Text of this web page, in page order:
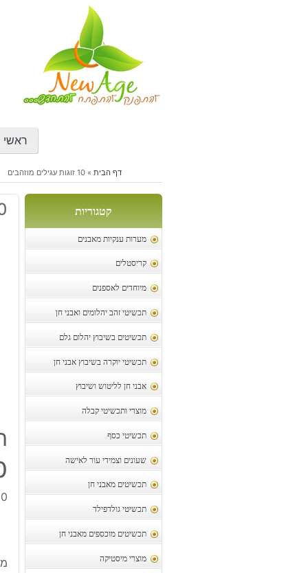
ראשי
דף הבית »10 זוגות עגילים מוזהבים
קטגוריות
מערות ענקיות מאבנים
קריסטלים
מיוחדים לאספנים
תכשיטי זהב יהלומים ואבני חן
תכשיטים בשיבוץ יהלום גלם
תכשיטי יוקרה בשיבוץ אבני חן
אבני חן לליטוש ושיבוץ
מוצרי ותכשיטי קבלה
תכשיטי כסף
שעונים וצמידי עור לאישה
תכשיטים מאבני חן
תכשיטי גולדפילד
תכשיטים מוכספים מאבני חן
מוצרי מיסטיקה
10
10
10 זוגות